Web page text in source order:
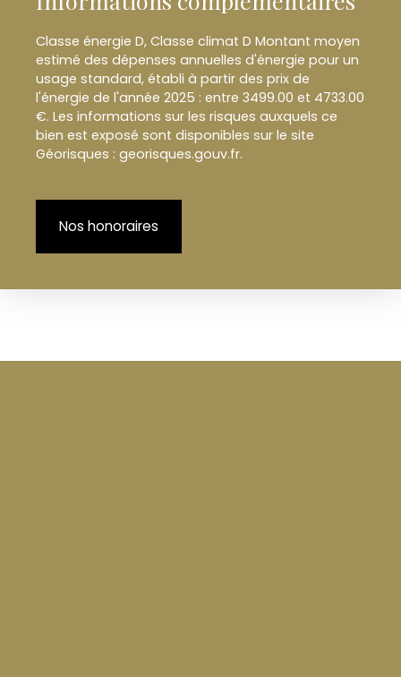
Classe énergie D, Classe climat D Montant moyen
estimé des dépenses annuelles d'énergie pour un
usage standard, établi à partir des prix de
l'énergie de l'année 2025 : entre 3499.00 et 4733.00
€. Les informations sur les risques auxquels ce
bien est exposé sont disponibles sur le site
Géorisques : georisques.gouv.fr.
Nos honoraires